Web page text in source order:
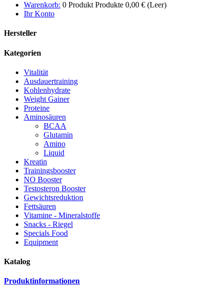
Warenkorb: 0 Produkt Produkte 0,00 € (Leer)
Ihr Konto
Hersteller
Kategorien
Vitalität
Ausdauertraining
Kohlenhydrate
Weight Gainer
Proteine
Aminosäuren
BCAA
Glutamin
Amino
Liquid
Kreatin
Trainingsbooster
NO Booster
Testosteron Booster
Gewichtsreduktion
Fettsäuren
Vitamine - Mineralstoffe
Snacks - Riegel
Specials Food
Equipment
Katalog
Produktinformationen